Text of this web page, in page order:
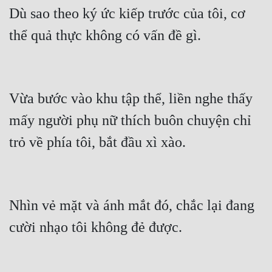
Dù sao theo ký ức kiếp trước của tôi, cơ
thể quả thực không có vấn đề gì.
Vừa bước vào khu tập thể, liền nghe thấy
mấy người phụ nữ thích buôn chuyện chỉ
trỏ về phía tôi, bắt đầu xì xào.
Nhìn vẻ mặt và ánh mắt đó, chắc lại đang
cười nhạo tôi không đẻ được.